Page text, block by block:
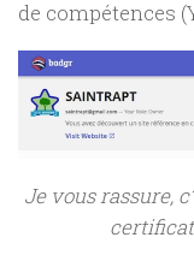
de compétences
Je vous rassure,